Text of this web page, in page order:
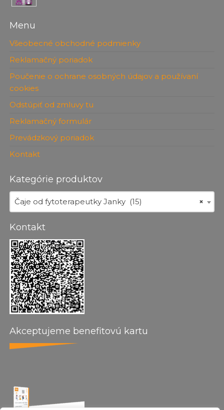
Menu
Všeobecné obchodné podmienky
Reklamačný poriadok
Poučenie o ochrane osobných údajov a používaní
cookies
Odstúpiť od zmluvy tu
Reklamačný formulár
Prevádzkový poriadok
Kontakt
Kategórie produktov
×
Čaje od fytoterapeutky Janky (15)
Kontakt
Akceptujeme benefitovú kartu